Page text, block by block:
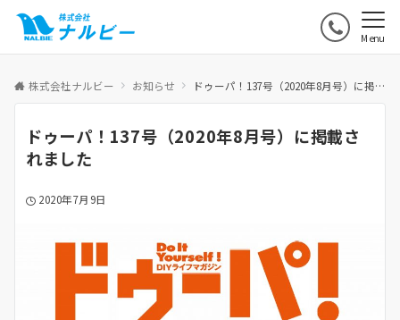
Menu
株式会社ナルビー お知らせ ドゥーパ！137号（2020年8月号）に掲載されました
ドゥーパ！137号（2020年8月号）に掲載さ
れました
2020年7月9日